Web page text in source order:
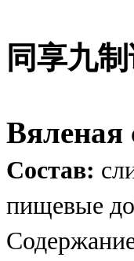
同享九
Вяленая
Состав:
пищевые